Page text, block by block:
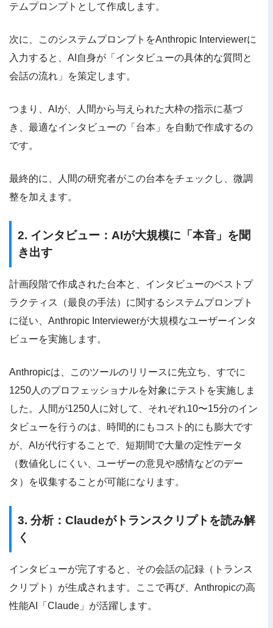
テムプロンプトとして作成します。
次に、このシステムプロンプトをAnthropic Interviewerに
入力すると、AI自身が「インタビューの具体的な質問と
会話の流れ」を策定します。
つまり、AIが、人間から与えられた大枠の指示に基づ
き、最適なインタビューの「台本」を自動で作成するの
です。
最終的に、人間の研究者がこの台本をチェックし、微調
整を加えます。
2. インタビュー：AIが大規模に「本音」を聞
き出す
計画段階で作成された台本と、インタビューのベストプ
ラクティス（最良の手法）に関するシステムプロンプト
に従い、Anthropic Interviewerが大規模なユーザーインタ
ビューを実施します。
Anthropicは、このツールのリリースに先立ち、すでに
1250人のプロフェッショナルを対象にテストを実施しま
した。人間が1250人に対して、それぞれ10〜15分のイン
タビューを行うのは、時間的にもコスト的にも膨大です
が、AIが代行することで、短期間で大量の定性データ
（数値化しにくい、ユーザーの意見や感情などのデー
タ）を収集することが可能になります。
3. 分析：Claudeがトランスクリプトを読み解
く
インタビューが完了すると、その会話の記録（トランス
クリプト）が生成されます。ここで再び、Anthropicの高
性能AI「Claude」が活躍します。